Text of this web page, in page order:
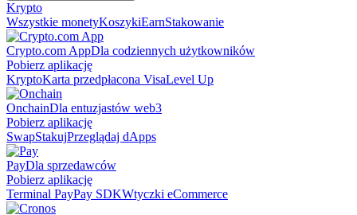
Krypto
Wszystkie monetyKoszykiEarnStakowanie
Crypto.com AppDla codziennych użytkowników
Pobierz aplikację
KryptoKarta przedpłacona VisaLevel Up
OnchainDla entuzjastów web3
Pobierz aplikację
SwapStakujPrzeglądaj dApps
PayDla sprzedawców
Pobierz aplikację
Terminal PayPay SDKWtyczki eCommerce